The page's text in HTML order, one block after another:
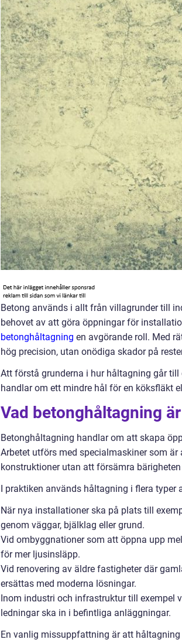
Betong används i allt från villagrunder till
behovet av att göra öppningar för
betonghåltagning en avgörande roll. Med
hög precision, utan onödiga skador på
Att förstå grunderna i hur håltagning går
handlar om ett mindre hål för en köksfläkt
Vad betonghåltagning
Betonghåltagning handlar om att skapa
Arbetet utförs med specialmaskiner som
konstruktioner utan att försämra
I praktiken används håltagning i flera typer
När nya installationer ska på plats till
genom väggar, bjälklag eller grund.
Vid ombyggnationer som att öppna upp
för mer ljusinsläpp.
Vid renovering av äldre fastigheter där
ersättas med moderna lösningar.
Inom industri och infrastruktur till exempel
ledningar ska in i befintliga anläggningar.
En vanlig missuppfattning är att